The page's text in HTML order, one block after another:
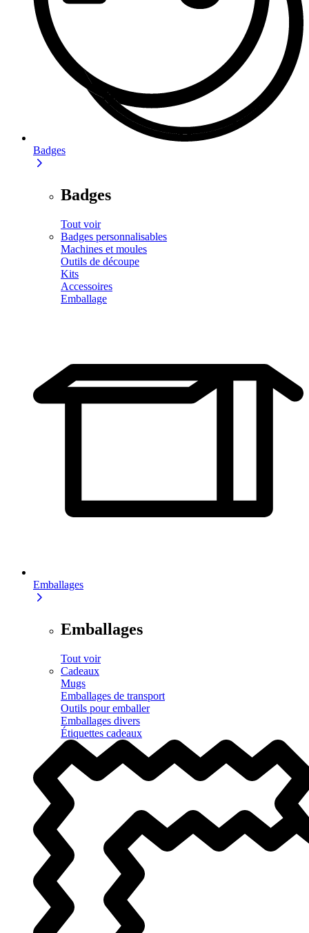
Badges
Badges
Tout voir
Badges personnalisables
Machines et moules
Outils de découpe
Kits
Accessoires
Emballage
Emballages
Emballages
Tout voir
Cadeaux
Mugs
Emballages de transport
Outils pour emballer
Emballages divers
Étiquettes cadeaux